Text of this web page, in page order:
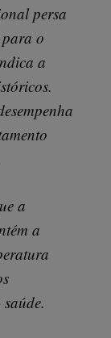
persa
para o
a
a
a